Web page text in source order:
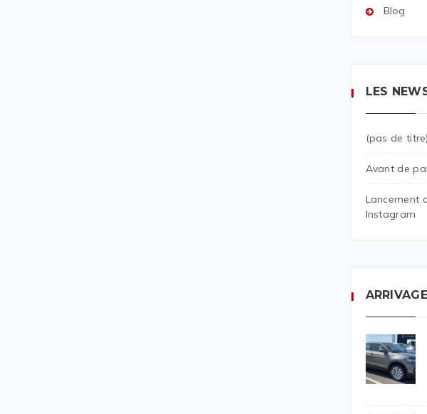
Blog
LES
(pas de titre)
Avant de
Lancement
Instagram
ARRIVAGE